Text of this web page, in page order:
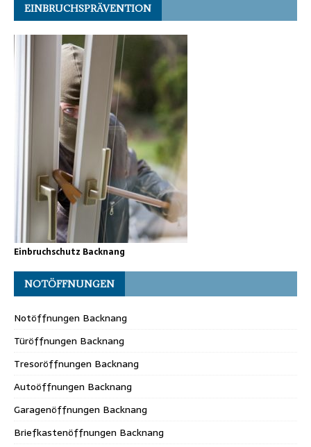
EINBRUCHSPRÄVENTION
Einbruchschutz Backnang
NOTÖFFNUNGEN
Notöffnungen Backnang
Türöffnungen Backnang
Tresoröffnungen Backnang
Autoöffnungen Backnang
Garagenöffnungen Backnang
Briefkastenöffnungen Backnang